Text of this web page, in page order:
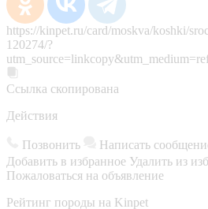
https://kinpet.ru/card/moskva/koshki/
120274/?
Ссылка скопирована
Действия
Позвонить Написать
Добавить в избранное Удалить из
Пожаловаться на объявление
Рейтинг породы на Kinpet